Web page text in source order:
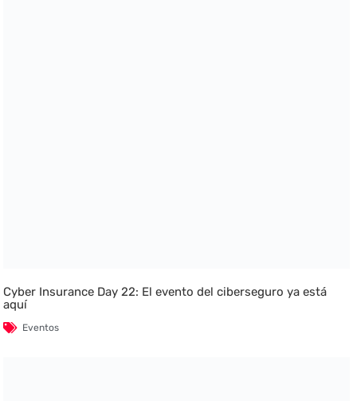
Cyber Insurance Day 22: El evento del ciberseguro ya está
aquí
Eventos